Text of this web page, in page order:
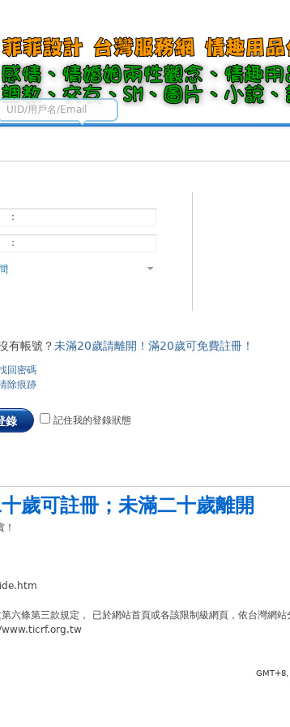
UID/用戶名/Email
有帳號？未滿20歲請離開！滿20歲可免費註冊！
回密碼
除痕跡
錄 記住我的登錄狀態
歲可註冊 ； 未滿二十歲離開
六條第三款規定， 已於網站首頁或各該限制級網頁，依台灣網站
www.ticrf.org.tw
GMT+8,